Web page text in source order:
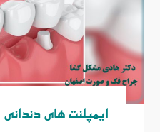
ایمپلنت های